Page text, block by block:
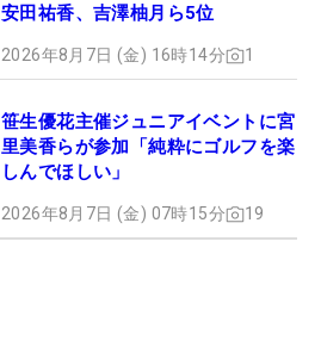
安田祐香、吉澤柚月ら5位
2026年8月7日 (金) 16時14分 1
笹生優花主催ジュニアイベントに宮
里美香らが参加「純粋にゴルフを楽
しんでほしい」
2026年8月7日 (金) 07時15分 19